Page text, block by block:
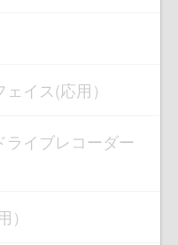
イス(応用）
ライブレコーダー